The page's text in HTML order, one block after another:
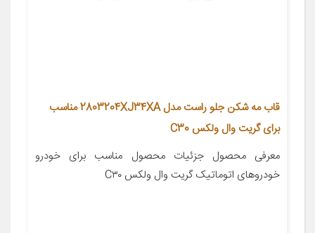
قاب مه شکن جلو راست مدل 2803204XJ34XA مناسب
برای گریت وال ولکس C30
معرفی محصول جزئیات محصول مناسب برای خودرو
خودروهای اتوماتیک گریت وال ولکس C۳۰